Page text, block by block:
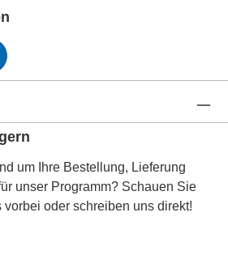
um Ihre Bestellung, Lieferung
unser Programm? Schauen Sie
vorbei oder schreiben uns direkt!